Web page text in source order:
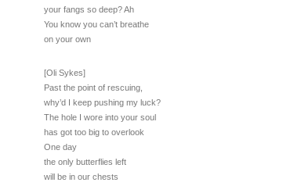
your fangs so deep? Ah
You know you can’t breathe
on your own
[Oli Sykes]
Past the point of rescuing,
why’d I keep pushing my luck?
The hole I wore into your soul
has got too big to overlook
One day
the only butterflies left
will be in our chests